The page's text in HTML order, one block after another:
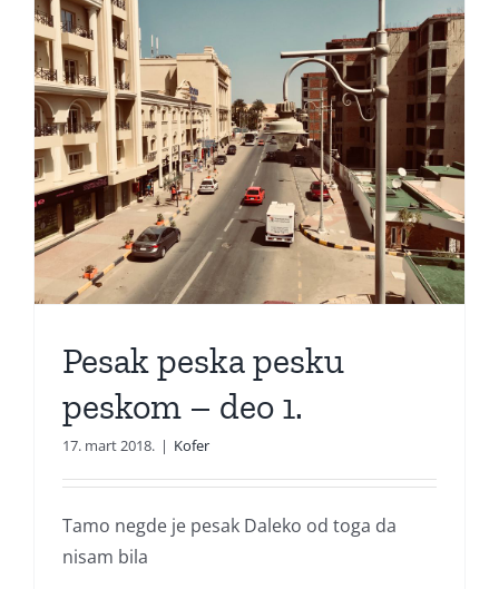
Pesak peska pesku
peskom – deo 1.
17. mart 2018. | Kofer
Tamo negde je pesak Daleko od toga da
nisam bila